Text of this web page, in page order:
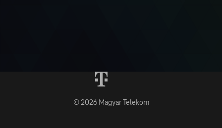
© 2026 Magyar Telekom